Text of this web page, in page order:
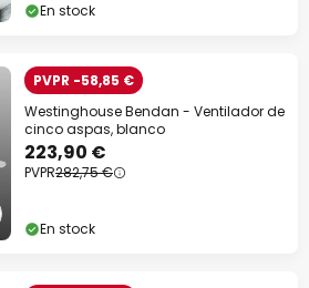
En stock
PVPR -58,85 €
Westinghouse Bendan - Ventilador de
cinco aspas, blanco
223,90 €
PVPR282,75 €
En stock